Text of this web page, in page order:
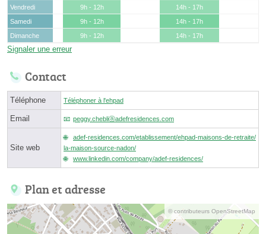
Vendredi
9h - 12h
14h - 17h
Samedi
9h - 12h
14h - 17h
Dimanche
9h - 12h 14h - 17h
Signaler une erreur
Contact
Téléphone Téléphoner à l'ehpad
Email peggy.chebliⓐadefresidences.com
Site web
adef-residences.com/etablissement/ehpad-maisons-de-retraite/
la-maison-source-nadon/
www.linkedin.com/company/adef-residences/
Plan et adresse
© contributeurs OpenStreetMap